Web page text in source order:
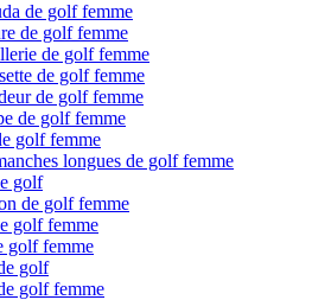
de golf femme
de golf femme
de golf femme
de golf femme
de golf femme
de golf femme
golf femme
longues de golf femme
golf
de golf femme
golf femme
golf femme
golf
golf femme